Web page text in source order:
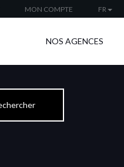
MON COMPTE FR
NOS AGENCES